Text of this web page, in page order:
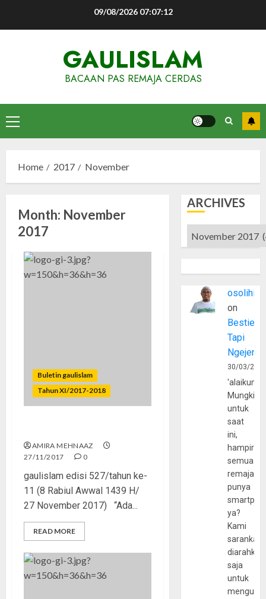
09/08/2026 07:07:12
GAULISLAM
BACAAN PAS REMAJA CERDAS
Primary
Menu
Home 2017 November
Month: November
2017
Buletin gaulislam
Tahun XI/2017-2018
AMIRA MEHNAAZ
27/11/2017
0
gaulislam edisi 527/tahun ke-
11 (8 Rabiul Awwal 1439 H/
27 November 2017) “Ada...
READ MORE
ARCHIVES
Archives
osolihin
on
Bestie
Tapi
30/03/
Mungkin
untuk
saat
ini,
hampir
semua
remaja
punya
ya?
Kami
sarankan,
diarahkan
saja
untuk